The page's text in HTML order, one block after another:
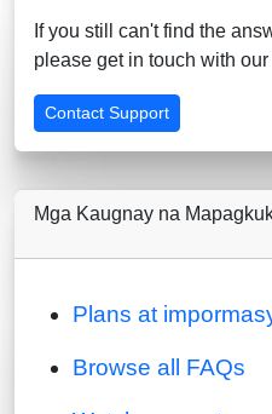
If you still can't find the
please get in touch with
Contact Support
Mga Kaugnay na
Plans at
Browse all FAQs